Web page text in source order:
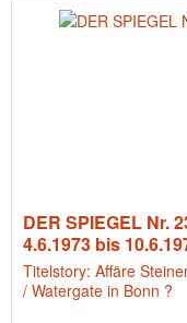
DER SPIEGEL Nr.
4.6.1973 bis
Titelstory: Affäre
/ Watergate in Bonn ?